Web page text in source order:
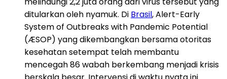
ditularkan oleh nyamuk. Di Brasil, Alert-Early
System of Outbreaks with Pandemic Potential
(ÆSOP) yang dikembangkan bersama otoritas
kesehatan setempat telah membantu
mencegah 86 wabah berkembang menjadi krisis